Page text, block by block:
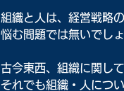
組織と人は、経営戦略
悩む問題では無いでし
古今東西、組織に関し
それでも組織・人につ